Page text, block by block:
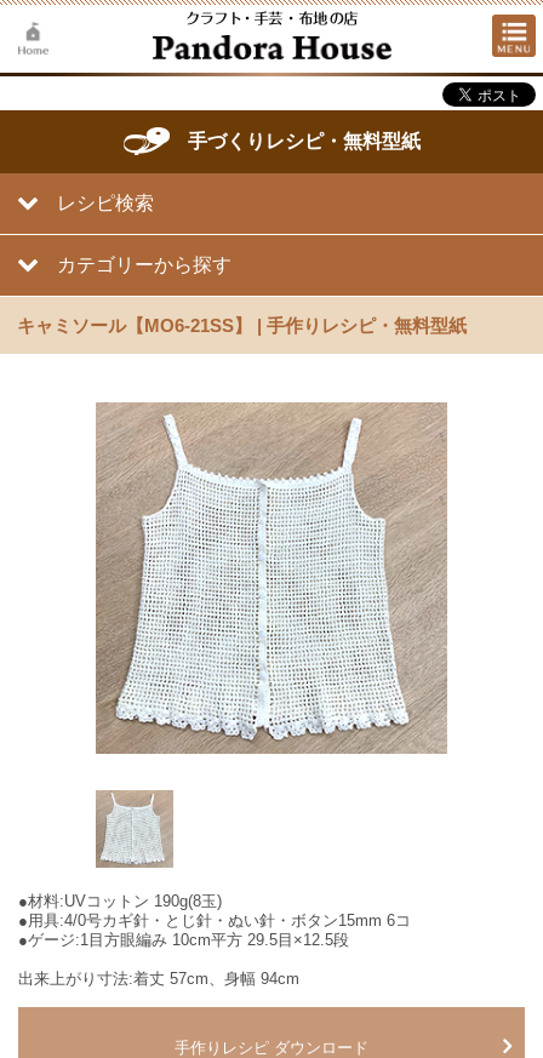
手づくりレシピ・無料型紙
レシピ検索
カテゴリーから探す
キャミソール【MO6-21SS】 | 手作りレシピ・無料型紙
●材料:UVコットン 190g(8玉)
●用具:4/0号カギ針・とじ針・ぬい針・ボタン15mm 6コ
●ゲージ:1目方眼編み 10cm平方 29.5目×12.5段
出来上がり寸法:着丈 57cm、身幅 94cm
手作りレシピ ダウンロード